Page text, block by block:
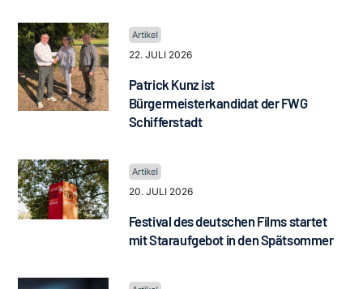
22. JULI 2026
Patrick Kunz ist
Bürgermeisterkandidat der FWG
Schifferstadt
20. JULI 2026
Festival des deutschen Films startet
mit Staraufgebot in den Spätsommer